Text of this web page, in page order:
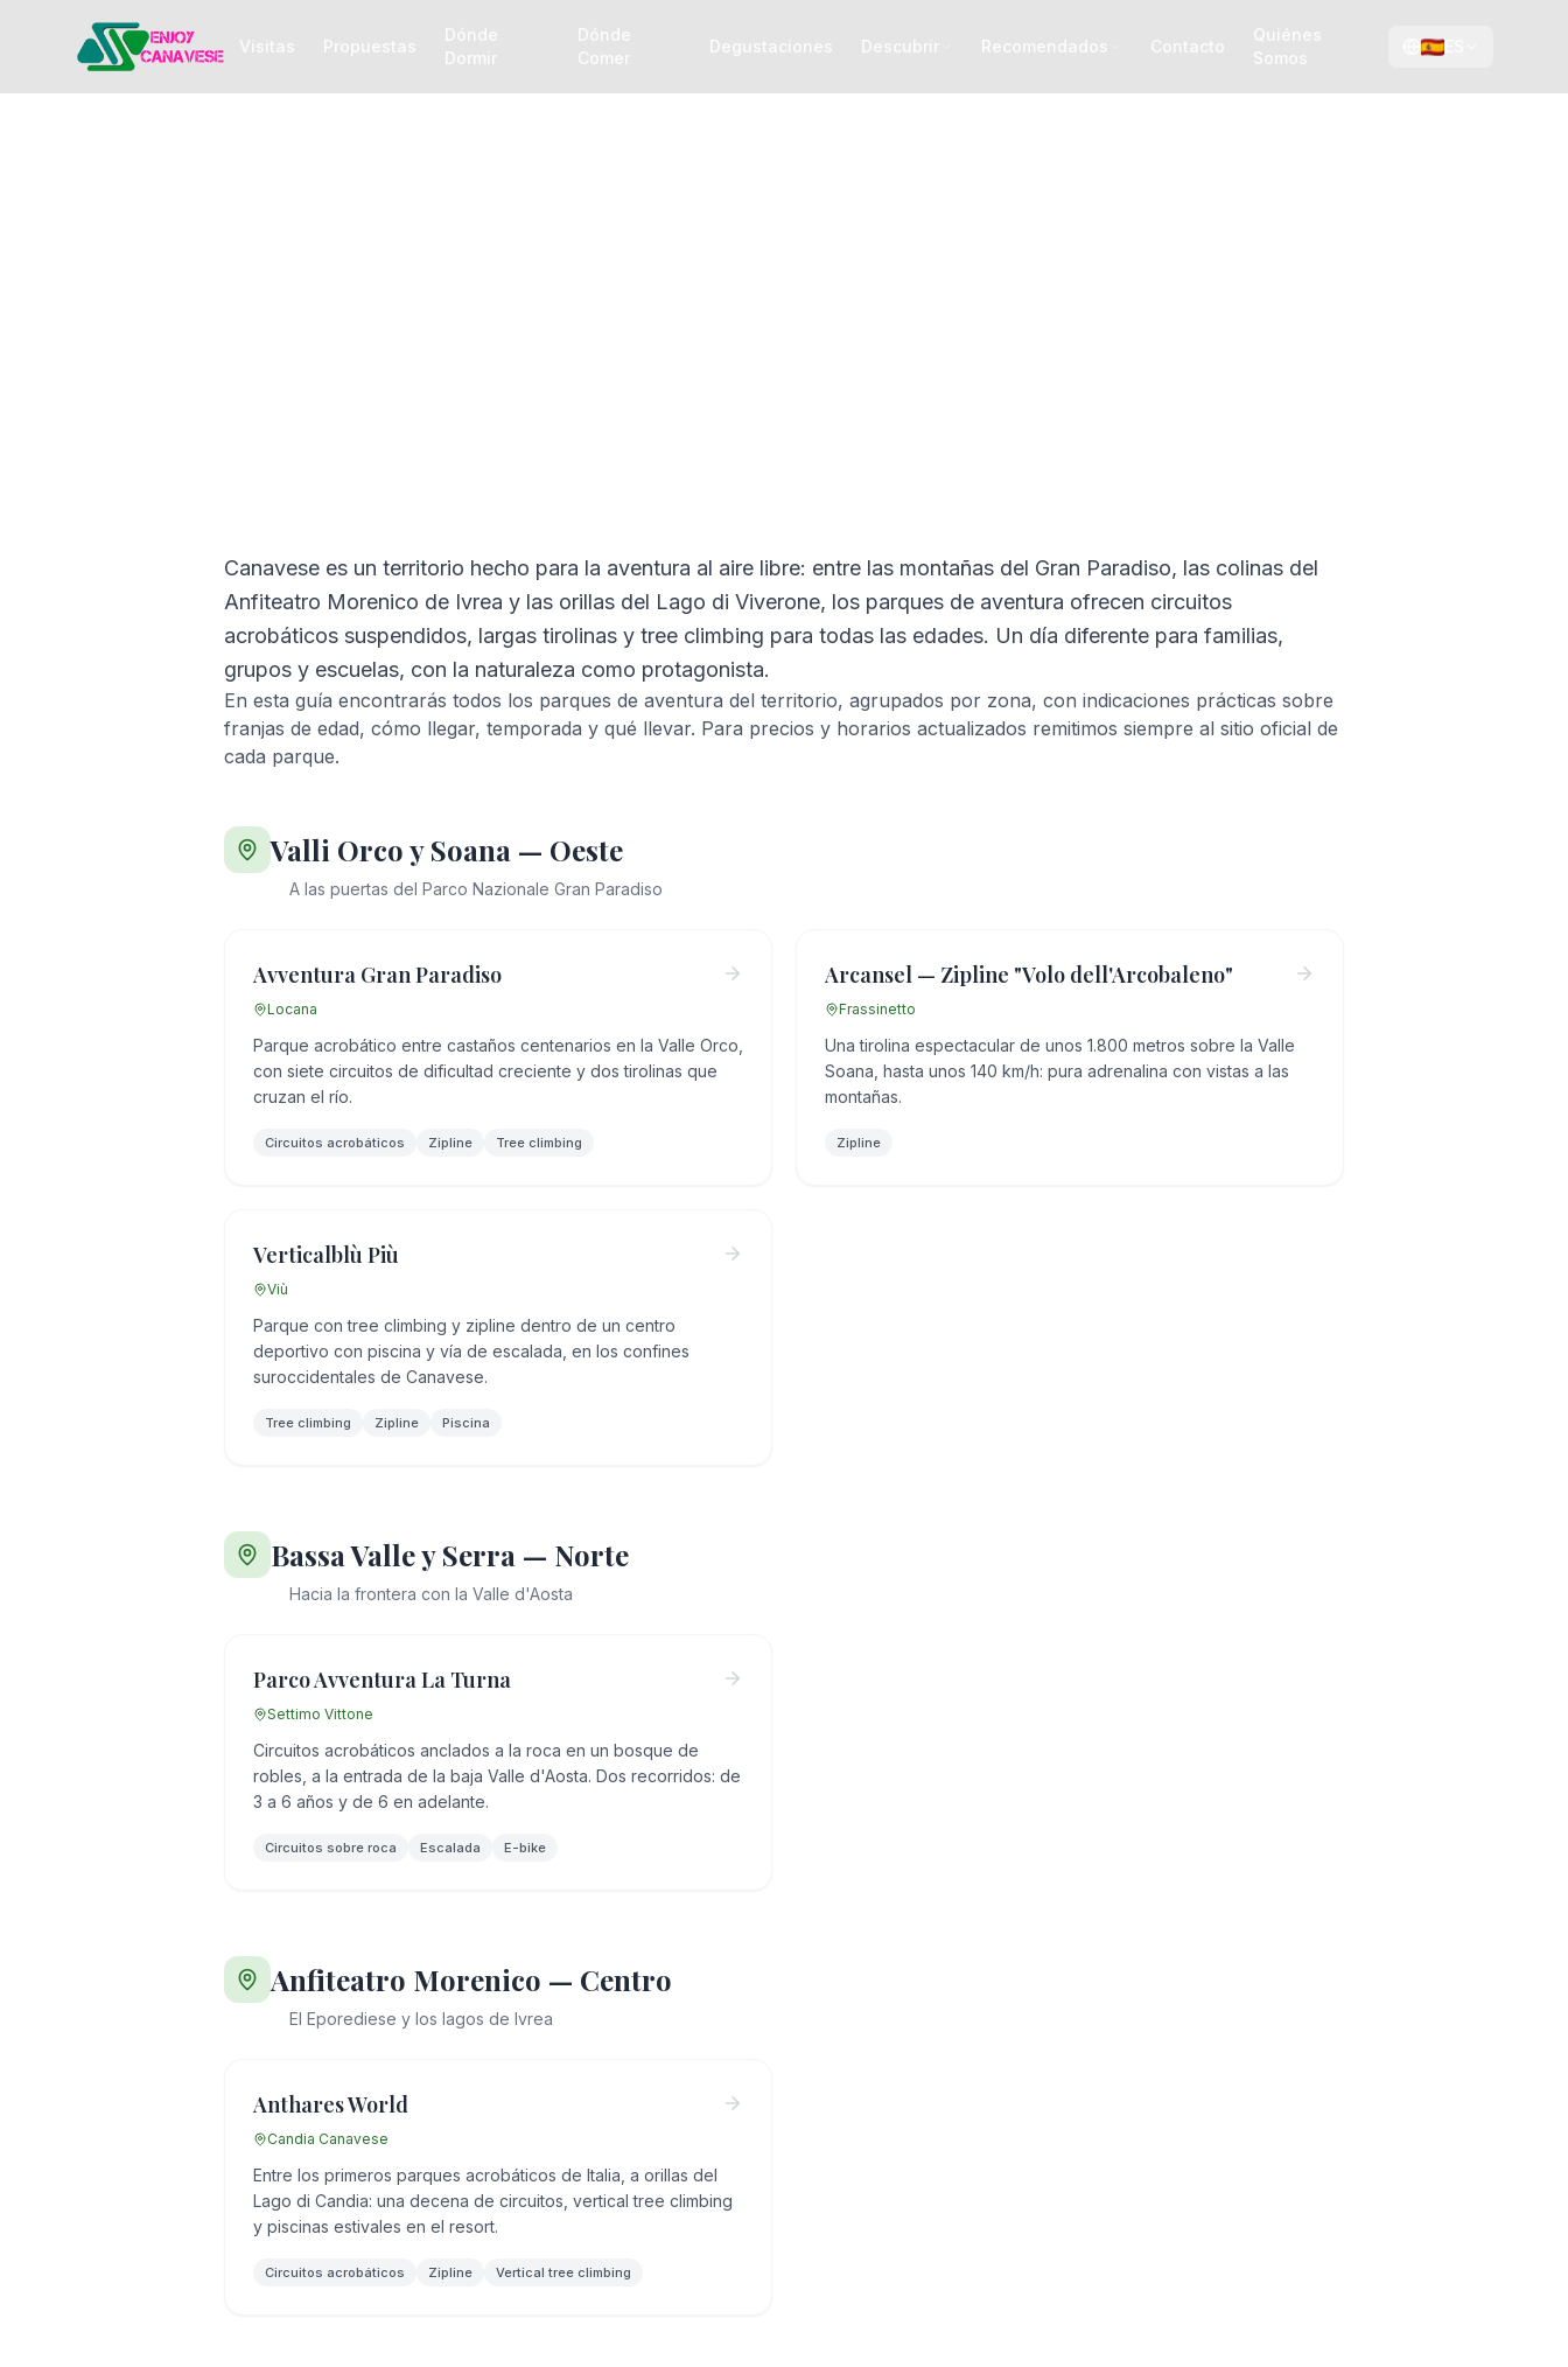
Visitas Propuestas
Dónde
Dormir
Dónde
Comer
Degustaciones Descubrir Recomendados Contacto
Quiénes
Somos
ES
Canavese es un territorio hecho para la aventura al aire libre: entre las montañas del Gran Paradiso, las colinas del
Anfiteatro Morenico de Ivrea y las orillas del Lago di Viverone, los parques de aventura ofrecen circuitos
acrobáticos suspendidos, largas tirolinas y tree climbing para todas las edades. Un día diferente para familias,
grupos y escuelas, con la naturaleza como protagonista.
En esta guía encontrarás todos los parques de aventura del territorio, agrupados por zona, con indicaciones prácticas sobre
franjas de edad, cómo llegar, temporada y qué llevar. Para precios y horarios actualizados remitimos siempre al sitio oficial de
cada parque.
Valli Orco y Soana — Oeste
A las puertas del Parco Nazionale Gran Paradiso
Avventura Gran Paradiso
Locana
Parque acrobático entre castaños centenarios en la Valle Orco,
con siete circuitos de dificultad creciente y dos tirolinas que
cruzan el río.
Circuitos acrobáticos Zipline Tree climbing
Arcansel — Zipline "Volo dell'Arcobaleno"
Frassinetto
Una tirolina espectacular de unos 1.800 metros sobre la Valle
Soana, hasta unos 140 km/h: pura adrenalina con vistas a las
montañas.
Zipline
Verticalblù Più
Viù
Parque con tree climbing y zipline dentro de un centro
deportivo con piscina y vía de escalada, en los confines
suroccidentales de Canavese.
Tree climbing Zipline Piscina
Bassa Valle y Serra — Norte
Hacia la frontera con la Valle d'Aosta
Parco Avventura La Turna
Settimo Vittone
Circuitos acrobáticos anclados a la roca en un bosque de
robles, a la entrada de la baja Valle d'Aosta. Dos recorridos: de
3 a 6 años y de 6 en adelante.
Circuitos sobre roca Escalada E-bike
Anfiteatro Morenico — Centro
El Eporediese y los lagos de Ivrea
Anthares World
Candia Canavese
Entre los primeros parques acrobáticos de Italia, a orillas del
Lago di Candia: una decena de circuitos, vertical tree climbing
y piscinas estivales en el resort.
Circuitos acrobáticos Zipline Vertical tree climbing